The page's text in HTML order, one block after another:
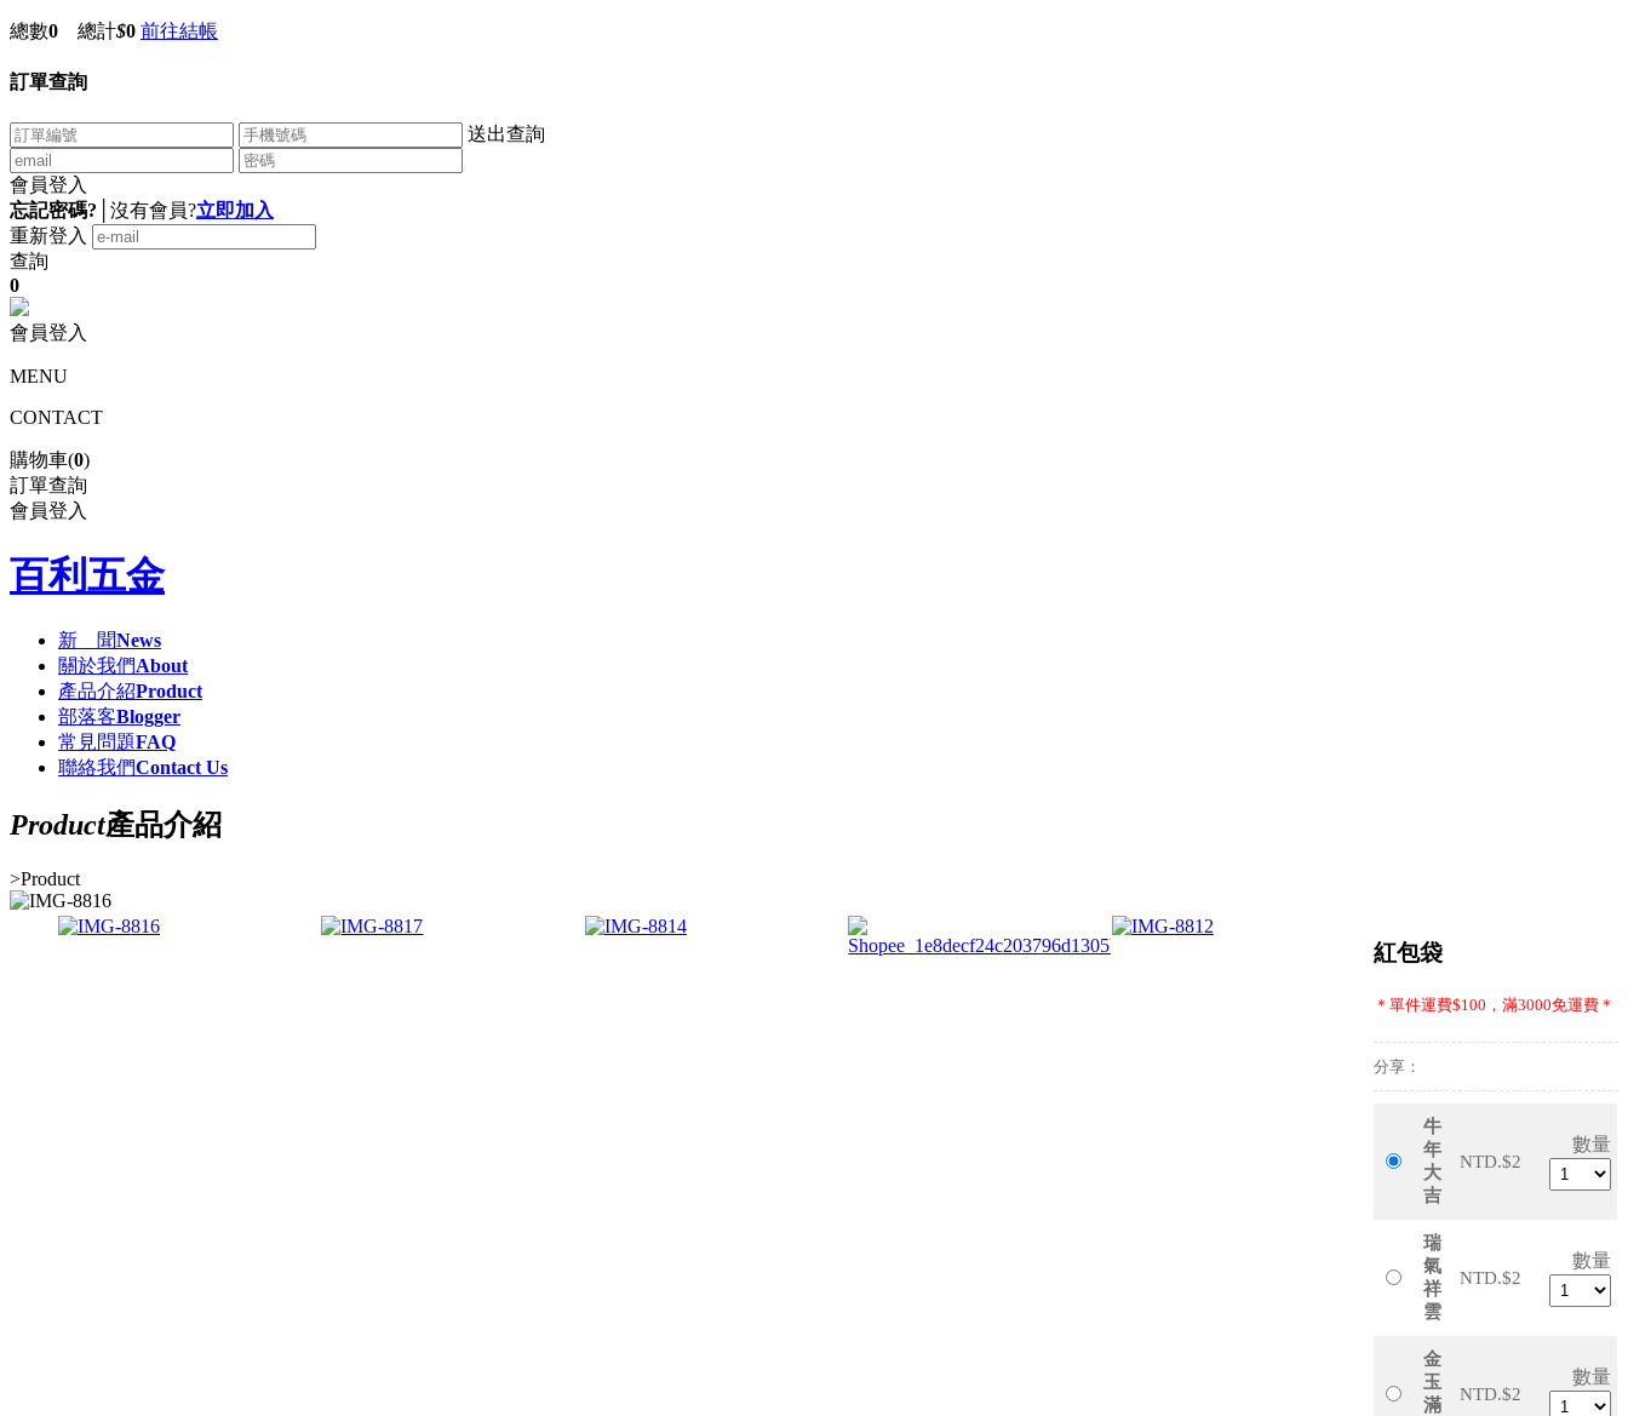
總數0 總計$0 前往結帳
訂單查詢
送出查詢
會員登入
忘記密碼?
沒有會員?立即加入
重新登入
查詢
0
會員登入
MENU
CONTACT
購物車(0)
訂單查詢
會員登入
百利五金
新 聞News
關於我們About
產品介紹Product
部落客Blogger
常見問題FAQ
聯絡我們Contact Us
Product產品介紹
>Product
紅包袋
＊單件運費$100，滿3000免運費＊
分享：
牛
年
大
吉
NTD.$2
數量
瑞
氣
祥
雲
NTD.$2
數量
金
玉
滿
NTD.$2
數量